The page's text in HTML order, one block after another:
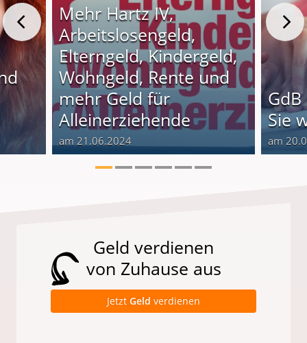
Mehr Hartz IV,
Arbeitslosengeld,
Elterngeld, Kindergeld,
Wohngeld, Rente und
mehr Geld für
Alleinerziehende
am 21.06.2024
Sie
am
Geld verdienen
von Zuhause aus
Jetzt Geld verdienen